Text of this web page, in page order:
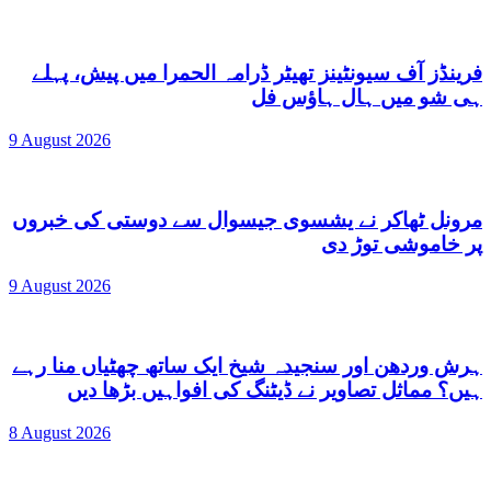
فرینڈز آف سیونٹینز تھیٹر ڈرامہ الحمرا میں پیش، پہلے
ہی شو میں ہال ہاؤس فل
9 August 2026
مرونل ٹھاکر نے یشسوی جیسوال سے دوستی کی خبروں
پر خاموشی توڑ دی
9 August 2026
ہرش وردھن اور سنجیدہ شیخ ایک ساتھ چھٹیاں منا رہے
ہیں؟ مماثل تصاویر نے ڈیٹنگ کی افواہیں بڑھا دیں
8 August 2026